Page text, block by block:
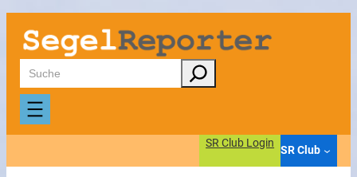
Zum
Inhalt
springen
Suchen
SR Club Login
SR Club